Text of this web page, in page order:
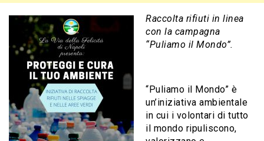
Raccolta rifiuti in linea
con la campagna
“Puliamo il Mondo”.
“Puliamo il Mondo” è
un’iniziativa ambientale
in cui i volontari di tutto
il mondo ripuliscono,